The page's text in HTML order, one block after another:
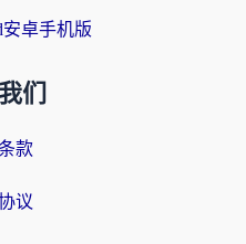
卓手机版
们
款
议